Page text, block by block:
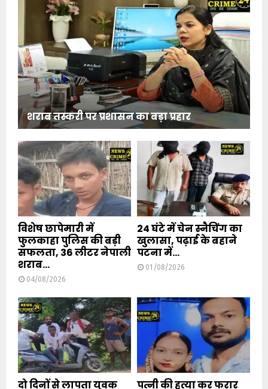
शराब तस्करी पर प्रशासन का बड़ा प्रहार
विशेष छापेमारी में
फुलकाहा पुलिस की बड़ी
सफलता, 36 लीटर नेपाली
शराब...
04/08/2026
24 घंटे में चेन स्नैचिंग का
खुलासा, पढ़ाई के बहाने
पटना में...
01/08/2026
दो दिनों से लापता युवक पत्नी की हत्या कर फरार